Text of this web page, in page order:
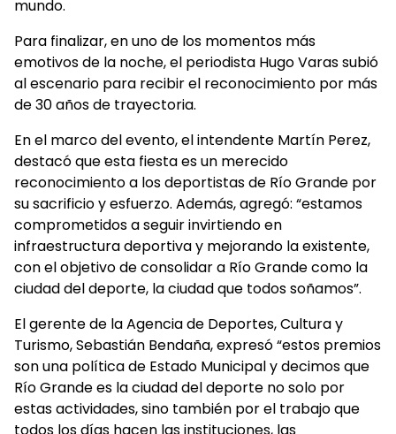
mundo.
Para finalizar, en uno de los momentos más
emotivos de la noche, el periodista Hugo Varas subió
al escenario para recibir el reconocimiento por más
de 30 años de trayectoria.
En el marco del evento, el intendente Martín Perez,
destacó que esta fiesta es un merecido
reconocimiento a los deportistas de Río Grande por
su sacrificio y esfuerzo. Además, agregó: “estamos
comprometidos a seguir invirtiendo en
infraestructura deportiva y mejorando la existente,
con el objetivo de consolidar a Río Grande como la
ciudad del deporte, la ciudad que todos soñamos”.
El gerente de la Agencia de Deportes, Cultura y
Turismo, Sebastián Bendaña, expresó “estos premios
son una política de Estado Municipal y decimos que
Río Grande es la ciudad del deporte no solo por
estas actividades, sino también por el trabajo que
todos los días hacen las instituciones, las